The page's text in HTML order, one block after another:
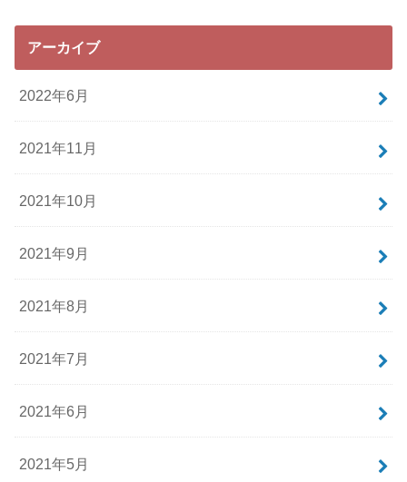
アーカイブ
2022年6月
2021年11月
2021年10月
2021年9月
2021年8月
2021年7月
2021年6月
2021年5月